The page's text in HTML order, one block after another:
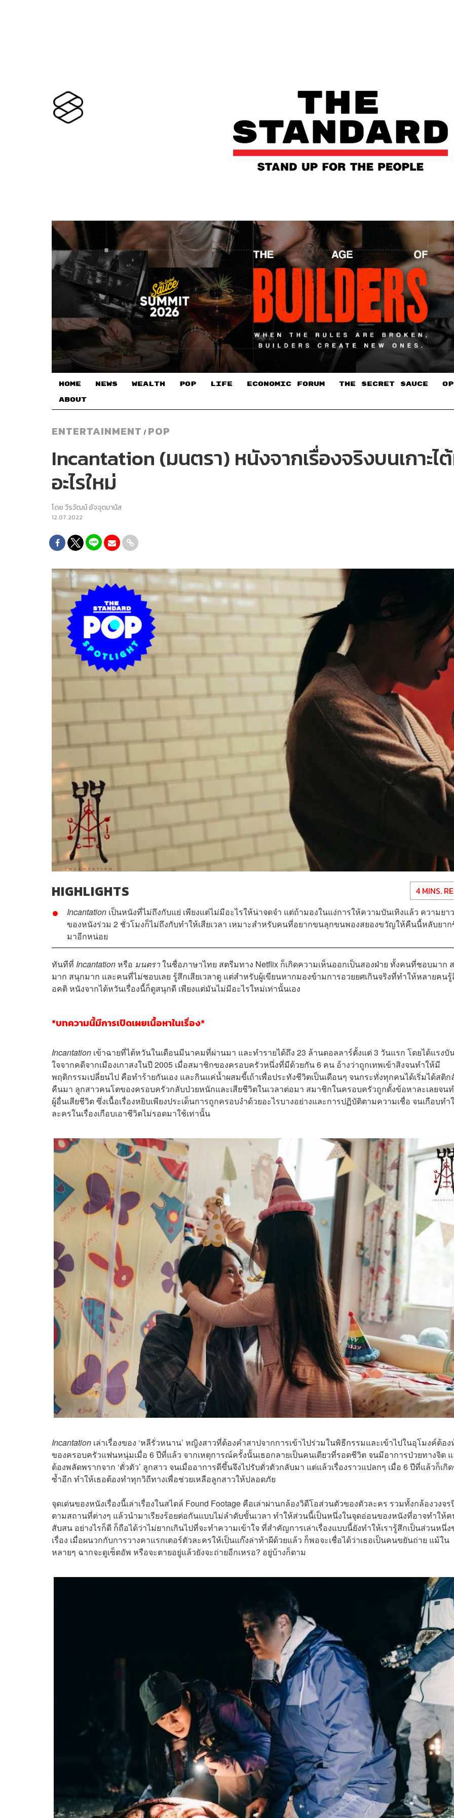
HOME NEWS WEALTH POP LIFE ECONOMIC FORUM THE SECRET SAUCE​
ABOUT
ENTERTAINMENT / POP
Incantation (มนตรา) หนังจากเรื่องจริงบนเกาะ
อะไรใหม่
โดยวีรวัฒน์ อัจจุตมานัส
12.07.2022
HIGHLIGHTS 4 MINS.
Incantation เป็นหนังที่ไม่ถึงกับแย่ เพียงแต่ไม่มีอะไรให้น่าจดจำ แต่ถ้ามองในแง่การให้ความบันเทิงแล้ว ความยาว
ของหนังร่วม 2 ชั่วโมงก็ไม่ถึงกับทำให้เสียเวลา เหมาะสำหรับคนที่อยากขนลุกขนพองสยองขวัญให้คืนนี้หลับยา
มาอีกหน่อย
ทันทีที่ Incantationหรือ มนตราในชื่อภาษาไทย สตรีมทาง Netflix ก็เกิดความเห็นออกเป็นสองฝ่าย ทั้งคนที่ชอบมาก
มาก สนุกมาก และคนที่ไม่ชอบเลย รู้สึกเสียเวลาดู แต่สำหรับผู้เขียนหากมองข้ามการอวยยศเกินจริงที่ทำให้หลายคน
อคติ หนังจากไต้หวันเรื่องนี้ก็ดูสนุกดี เพียงแต่มันไม่มีอะไรใหม่เท่านั้นเอง
*บทความนี้มีการเปิดเผยเนื้อหาในเรื่อง*
Incantation เข้าฉายที่ไต้หวันในเดือนมีนาคมที่ผ่านมา และทำรายได้ถึง 23 ล้านดอลลาร์ตั้งแต่ 3 วันแรก โดยได้แรงบั
ใจจากคดีจากเมืองเกาสงในปี 2005 เมื่อสมาชิกของครอบครัวหนึ่งที่มีด้วยกัน 6 คน อ้างว่าถูกเทพเข้าสิงจนทำให้มี
พฤติกรรมเปลี่ยนไป คือทำร้ายกันเอง และกินแค่น้ำผสมขี้เถ้าเพื่อประทังชีวิตเป็นเดือนๆ จนกระทั่งทุกคนได้เริ่มได้สติก
คืนมา ลูกสาวคนโตของครอบครัวกลับป่วยหนักและเสียชีวิตในเวลาต่อมา สมาชิกในครอบครัวถูกตั้งข้อหาละเลยจน
ผู้อื่นเสียชีวิต ซึ่งเนื้อเรื่องหยิบเพียงประเด็นการถูกครอบงำด้วยอะไรบางอย่างและการปฏิบัติตามความเชื่อ จนเกือบทำ
ละครในเรื่องเกือบเอาชีวิตไม่รอดมาใช้เท่านั้น
Incantation เล่าเรื่องของ ‘หลีรั่วหนาน’ หญิงสาวที่ต้องคำสาปจากการเข้าไปร่วมในพิธีกรรมและเข้าไปในอุโมงค์ต้อ
ของครอบครัวแฟนหนุ่มเมื่อ 6 ปีที่แล้ว จากเหตุการณ์ครั้งนั้นเธอกลายเป็นคนเดียวที่รอดชีวิต จนมีอาการป่วยทางจิต
ต้องพลัดพรากจาก ‘ตั่วตัว’ ลูกสาว จนเมื่ออาการดีขึ้นจึงไปรับตั่วตัวกลับมา แต่แล้วเรื่องราวแปลกๆ เมื่อ 6 ปีที่แล้วก็เกิ
ซ้ำอีก ทำให้เธอต้องทำทุกวิถีทางเพื่อช่วยเหลือลูกสาวให้ปลอดภัย
จุดเด่นของหนังเรื่องนี้เล่าเรื่องในสไตล์ Found Footage คือเล่าผ่านกล้องวิดีโอส่วนตัวของตัวละคร รวมทั้งกล้องวงจร
ตามสถานที่ต่างๆ แล้วนำมาเรียงร้อยต่อกันแบบไม่ลำดับขั้นเวลา ทำให้ส่วนนี้เป็นหนึ่งในจุดอ่อนของหนังที่อาจทำให้
สับสน อย่างไรก็ดี ก็ถือได้ว่าไม่ยากเกินไปที่จะทำความเข้าใจ ที่สำคัญการเล่าเรื่องแบบนี้ยังทำให้เรารู้สึกเป็นส่วนหนึ่ง
เรื่อง เมื่อผนวกกับการวางคาแรกเตอร์ตัวละครให้เป็นแก๊งล่าท้าผีด้วยแล้ว ก็พอจะเชื่อได้ว่าเธอเป็นคนขยันถ่าย แม้ใน
หลายๆ ฉากจะดูเซ็ตอัพ หรือจะตายอยู่แล้วยังจะถ่ายอีกเหรอ? อยู่บ้างก็ตาม